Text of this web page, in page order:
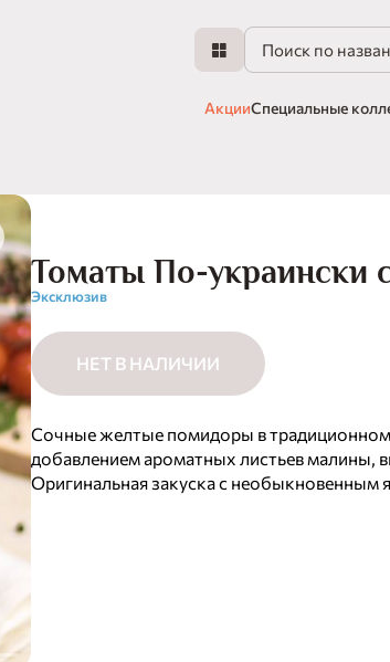
АкцииСпециальные
Томаты По-украински
Эксклюзив
НЕТ В НАЛИЧИИ
Сочные желтые помидоры в традиционном
добавлением ароматных листьев малины,
Оригинальная закуска с необыкновенным